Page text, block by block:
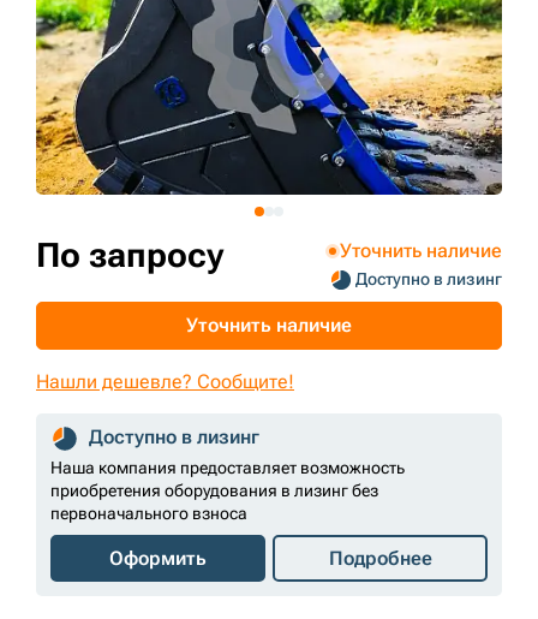
По запросу Уточнить наличие
Доступно в лизинг
Уточнить наличие
Нашли дешевле? Сообщите!
Доступно в лизинг
Наша компания предоставляет возможность
приобретения оборудования в лизинг без
первоначального взноса
Оформить Подробнее
+7 (499) 394-50-93